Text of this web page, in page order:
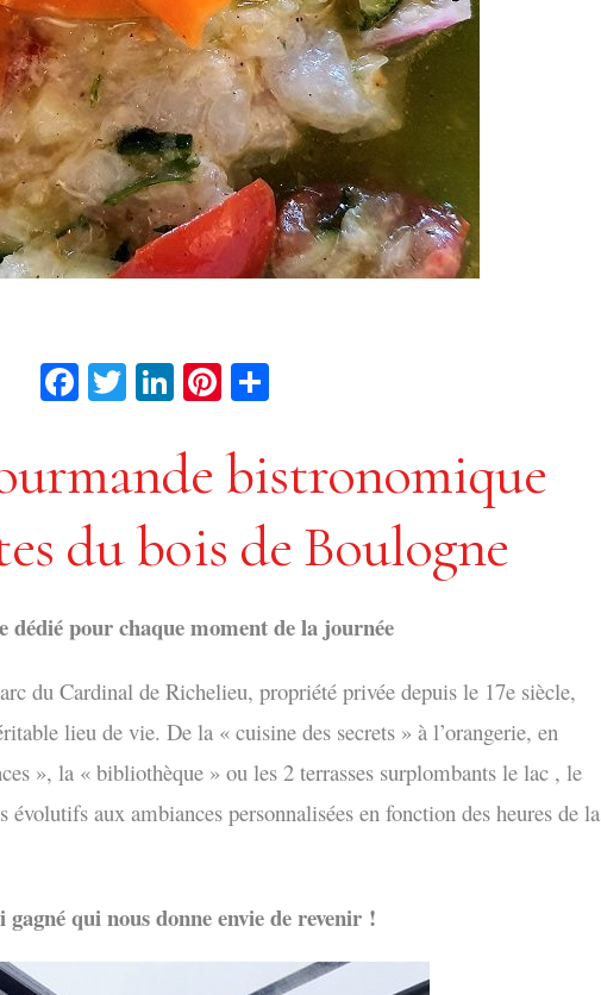
Facebook
Twitter
LinkedIn
Pinterest
bistronomique
du bois de Boulogne
dédié pour chaque moment de la journée
du Cardinal de Richelieu, propriété privée depuis le 17e siècle,
lieu de vie. De la « cuisine des secrets » à l’orangerie, en
», la « bibliothèque » ou les 2 terrasses surplombants le lac , le
évolutifs aux ambiances personnalisées en fonction des heures de la
qui nous donne envie de revenir !